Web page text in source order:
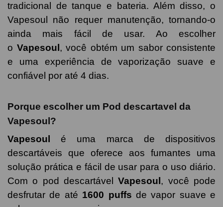
tradicional de tanque e bateria. Além disso, o
Vapesoul não requer manutenção, tornando-o
ainda mais fácil de usar. Ao escolher
o Vapesoul , você obtém um sabor consistente
e uma experiência de vaporização suave e
confiável por até 4 dias.
Porque escolher um Pod descartavel da
Vapesoul?
Vapesoul
é uma marca de dispositivos
descartáveis que oferece aos fumantes uma
solução prática e fácil de usar para o uso diário.
Com o pod descartávelVapesoul , você pode
desfrutar de até 1600 puffs de vapor suave e